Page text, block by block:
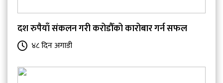
दश रुपैयाँ संकलन गरी करोडौँको कारोबार गर्न सफल
४८ दिन अगाडी